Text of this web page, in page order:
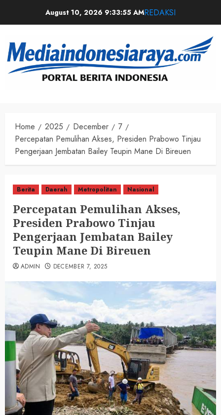
August 10, 2026 9:33:56 AMREDAKSI
Home 2025 December
7
Percepatan Pemulihan Akses, Presiden Prabowo Tinjau
Pengerjaan Jembatan Bailey Teupin Mane Di Bireuen
Berita Daerah Metropolitan Nasional
Percepatan Pemulihan Akses,
Presiden Prabowo Tinjau
Pengerjaan Jembatan Bailey
Teupin Mane Di Bireuen
ADMIN DECEMBER 7, 2025